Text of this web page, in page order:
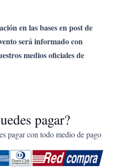
en las bases en post de
será informado con
medios oficiales de
pagar?
pagar con todo medio de pago